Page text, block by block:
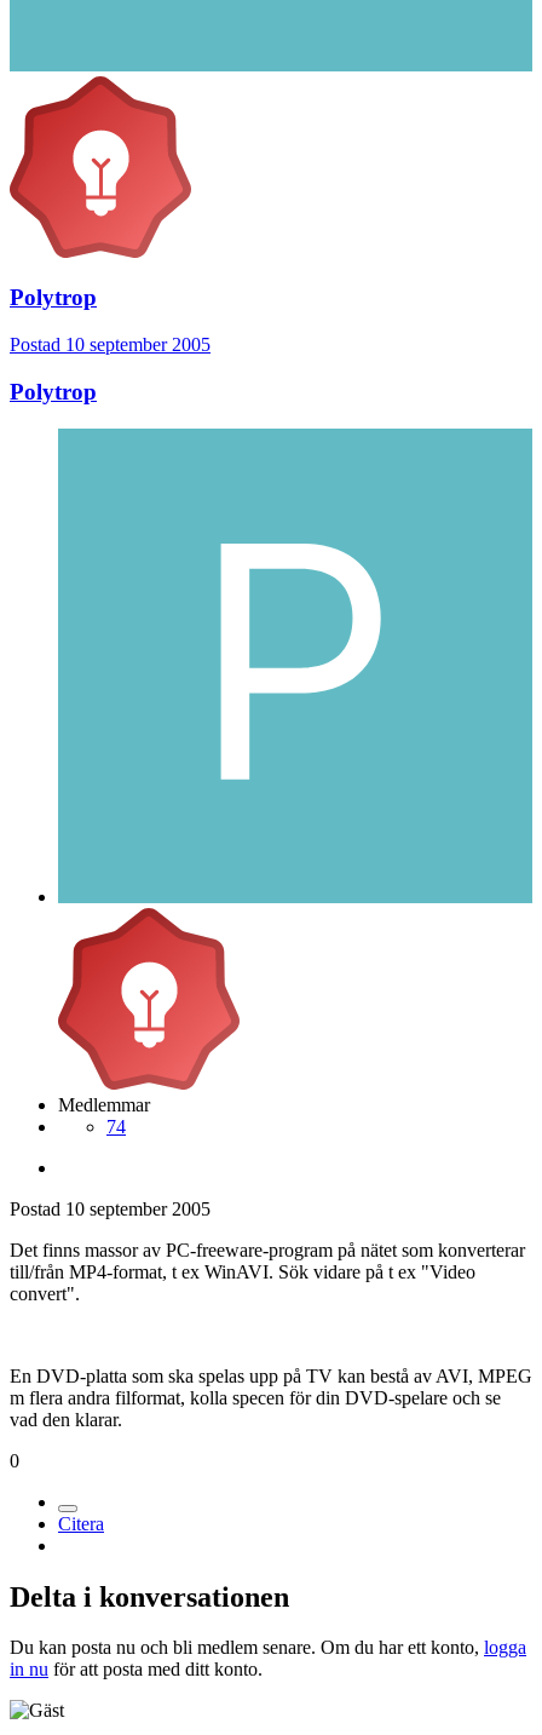
Polytrop
Postad 10 september 2005
Polytrop
Medlemmar
74
Postad 10 september 2005
Det finns massor av PC-freeware-program på nätet som konverterar
till/från MP4-format, t ex WinAVI. Sök vidare på t ex "Video
convert".
En DVD-platta som ska spelas upp på TV kan bestå av AVI, MPEG
m flera andra filformat, kolla specen för din DVD-spelare och se
vad den klarar.
0
Citera
Delta i konversationen
Du kan posta nu och bli medlem senare. Om du har ett konto, logga
in nu för att posta med ditt konto.